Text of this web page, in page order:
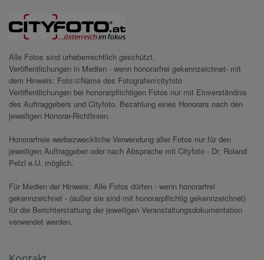
Alle Fotos sind urheberrechtlich geschützt.
Veröffentlichungen in Medien - wenn honorarfrei gekennzeichnet- mit
dem Hinweis: Foto:©Name des Fotografen/cityfoto
Veröffentlichungen bei honorarpflichtigen Fotos nur mit Einverständnis
des Auftraggebers und Cityfoto. Bezahlung eines Honorars nach den
jeweiligen Honorar-Richtlinien.
Honorarfreie werbezweckliche Verwendung aller Fotos nur für den
jeweiligen Auftraggeber oder nach Absprache mit Cityfoto - Dr. Roland
Pelzl e.U. möglich.
Für Medien der Hinweis: Alle Fotos dürfen - wenn honorarfrei
gekennzeichnet - (außer sie sind mit honorarpflichtig gekennzeichnet)
für die Berichterstattung der jeweiligen Veranstaltungsdokumentation
verwendet werden.